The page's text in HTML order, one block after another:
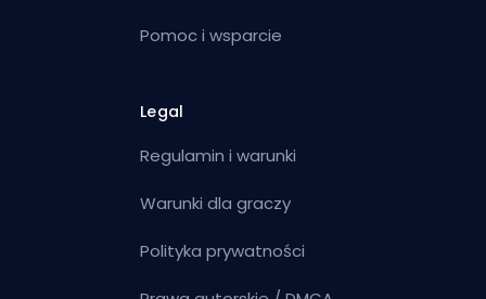
Pomoc i wsparcie
Legal
Regulamin i warunki
Warunki dla graczy
Polityka prywatności